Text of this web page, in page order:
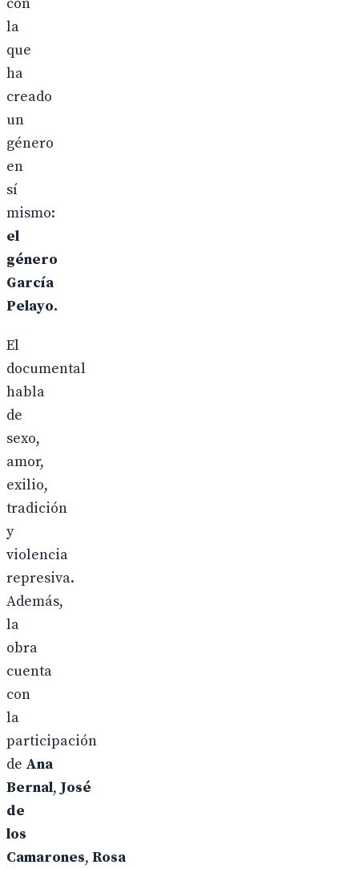
la
que
ha
creado
un
género
en
sí
mismo:
el
género
García
Pelayo.
El
documental
habla
de
sexo,
amor,
exilio,
tradición
y
violencia
represiva.
Además,
la
obra
cuenta
con
la
participación
de Ana
Bernal, José
de
los
Camarones, Rosa